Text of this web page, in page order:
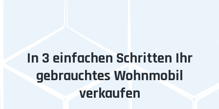
In 3 einfachen Schritten Ihr
gebrauchtes Wohnmobil
verkaufen